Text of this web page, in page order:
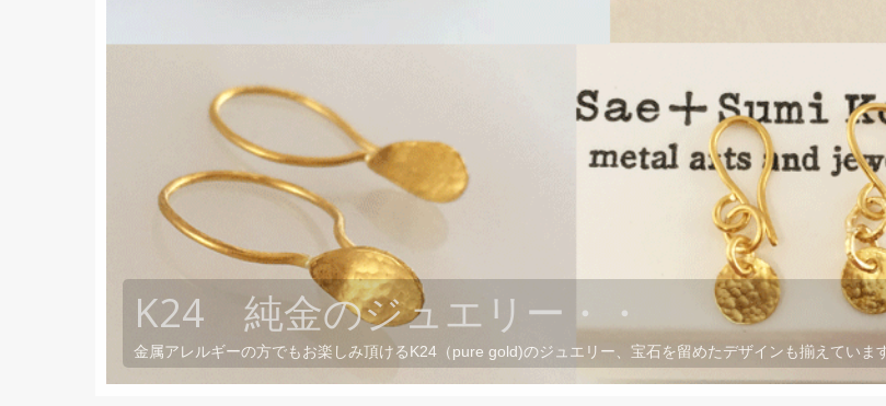
K24 純金のジュエリー・・
金属アレルギーの方でもお楽しみ頂けるK24（pure gold)のジュエリー、宝石を留めたデザインも揃えています